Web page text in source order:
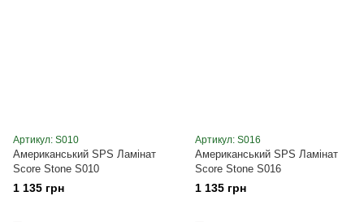
Артикул: S010
Американський SPS Ламінат
Score Stone S010
1 135 грн
Артикул: S016
Американський SPS Ламінат
Score Stone S016
1 135 грн